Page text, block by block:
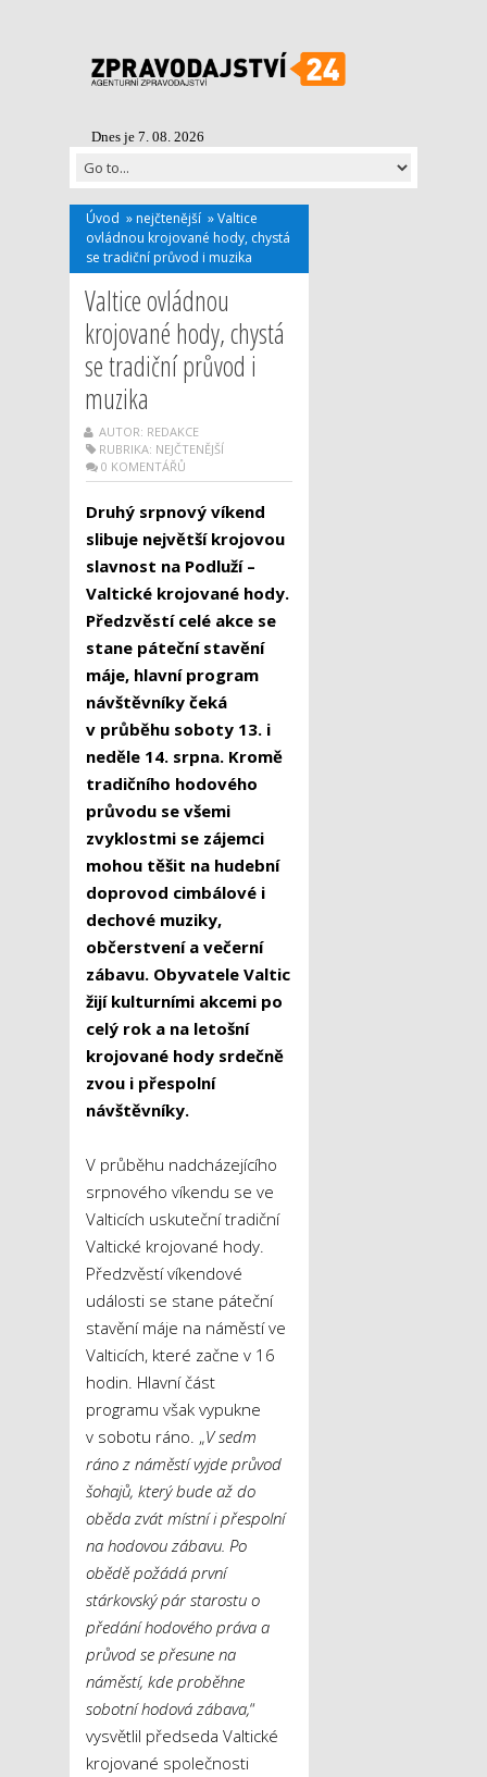
Dnes je 7. 08. 2026
Úvod » nejčtenější »Valtice
ovládnou krojované hody, chystá
se tradiční průvod i muzika
Valtice ovládnou
krojované hody, chystá
se tradiční průvod i
muzika
AUTOR: REDAKCE
RUBRIKA: NEJČTENĚJŠÍ
0 KOMENTÁŘŮ
Druhý srpnový víkend
slibuje největší krojovou
slavnost na Podluží –
Valtické krojované hody.
Předzvěstí celé akce se
stane páteční stavění
máje, hlavní program
návštěvníky čeká
v průběhu soboty 13. i
neděle 14. srpna. Kromě
tradičního hodového
průvodu se všemi
zvyklostmi se zájemci
mohou těšit na hudební
doprovod cimbálové i
dechové muziky,
občerstvení a večerní
zábavu. Obyvatele Valtic
žijí kulturními akcemi po
celý rok a na letošní
krojované hody srdečně
zvou i přespolní
návštěvníky.
V průběhu nadcházejícího
srpnového víkendu se ve
Valticích uskuteční tradiční
Valtické krojované hody.
Předzvěstí víkendové
události se stane páteční
stavění máje na náměstí ve
Valticích, které začne v 16
hodin. Hlavní část
programu však vypukne
v sobotu ráno. „V sedm
ráno z náměstí vyjde průvod
šohajů, který bude až do
oběda zvát místní i přespolní
na hodovou zábavu. Po
obědě požádá první
stárkovský pár starostu o
předání hodového práva a
průvod se přesune na
náměstí, kde proběhne
sobotní hodová zábava,“
vysvětlil předseda Valtické
krojované společnosti